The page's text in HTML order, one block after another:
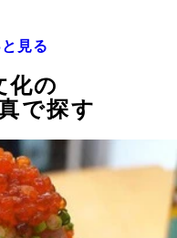
見る
化の
で探す